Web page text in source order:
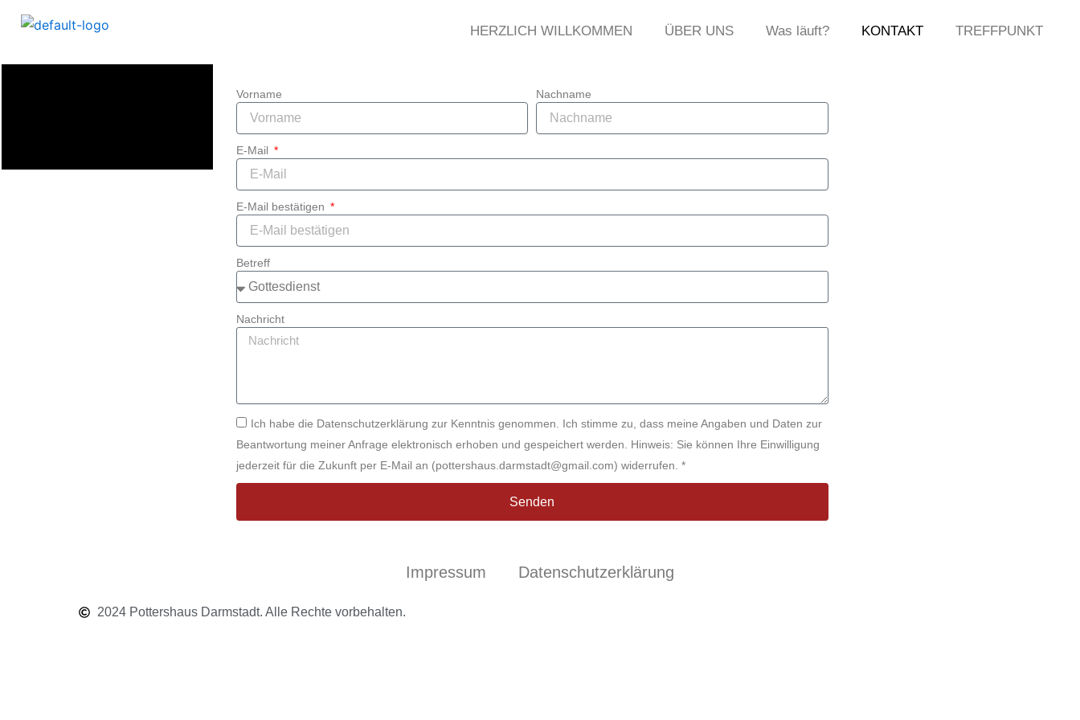
HERZLICH WILLKOMMEN ÜBER UNS Was läuft? KONTAKT TREFFPUNKT
Vorname Nachname
E-Mail
E-Mail bestätigen
Betreff
Nachricht
Ich habe die Datenschutzerklärung zur Kenntnis genommen. Ich stimme zu, dass meine Angaben und Daten zur
Beantwortung meiner Anfrage elektronisch erhoben und gespeichert werden. Hinweis: Sie können Ihre Einwilligung
jederzeit für die Zukunft per E-Mail an (pottershaus.darmstadt@gmail.com) widerrufen. *
Senden
Impressum Datenschutzerklärung
2024 Pottershaus Darmstadt. Alle Rechte vorbehalten.